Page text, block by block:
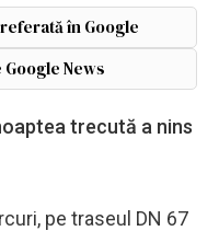
în Google
News
trecută a nins
pe traseul DN 67